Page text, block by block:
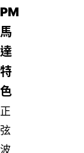
PMAC
馬
達
特
色
正
弦
波